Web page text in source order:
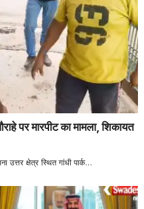
पर मारपीट का मामला, शिकायत
उत्तर क्षेत्र स्थित गांधी पार्क…